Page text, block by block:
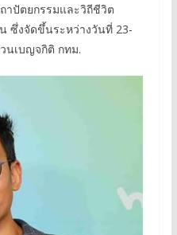
ปัตยกรรมและวิถีชีวิต
ซึ่งจัดขึ้นระหว่างวันที่ 23-
นเบญจกิติ กทม.